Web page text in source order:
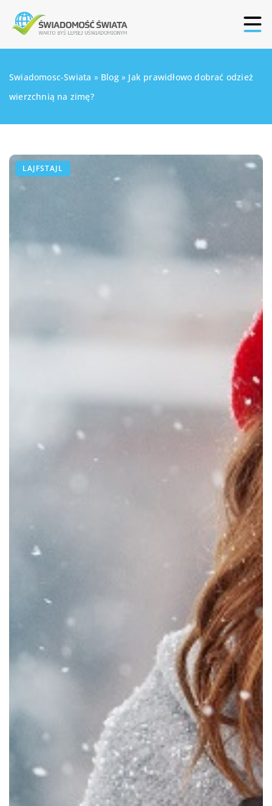
Swiadomosc-Swiata » Blog» Jak prawidłowo dobrać odzież
wierzchnią na zimę?
LAJFSTAJL